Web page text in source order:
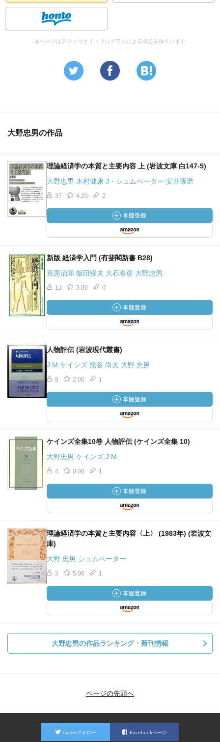
上記に関する議論は、静学と表現されていて、後段につい
ては、動学の記述がある
静学においては顧慮することが得なかった諸契機についえ
とある
そして、静学の体系の外部では、他の方法でもって、他の
事実に基づいて、より多くの成果が達成されるであろうと
あります。
他紙をみるかぎり、相関とか、推定とか、マルコフ過程な
ることは、方向性としては正しいのではないでしょうか。
目次
＜上巻＞
第１部 基礎理論
第１章 序論
第２章 われわれの理論の出発点
第３章 交換関係
第４章 交換関係はいかにして最もよく把握されるかとい
う問題の考究、および他の若干の論点
第６章 方法論的個人主義
第７章 価値概念について
第２章 通常の叙述の批判、およびわれわれの叙述に対す
るその関係
第３章 静学と動学
第２編
第３章 価格理論の綱要
第４章 貨幣理論の基礎
第５章 貯蓄の理論
本ページはアフィリエイトプログラムによる収益を得ています
大野忠男の作品
理論経済学の本質と主要内容 上 (岩波文庫 白147-5)
大野忠男 木村健康 J・シュムペーター 安井琢磨
37 4.20 2
新版 経済学入門 (有斐閣新書 B28)
荒憲治郎 飯田経夫 大石泰彦 大野忠男
11 3.00 0
人物評伝 (岩波現代叢書)
J.M.ケインズ 熊谷 尚夫 大野 忠男
8 2.00 1
ケインズ全集10巻 人物評伝 (ケインズ全集 10)
大野忠男 ケインズ,J.M.
4 0.00 1
理論経済学の本質と主要内容〈上〉 (1983年) (岩波文
庫)
大野 忠男 シュムペーター
3 5.00 1
大野忠男の作品ランキング・新刊情報
ページの先頭へ
Twitterフォロー Facebookページ